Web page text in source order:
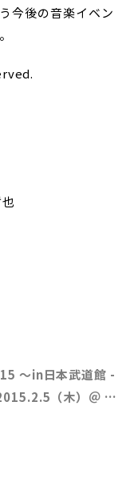
今後の音楽イベン
～in日本武道館 -
（木）＠ 東